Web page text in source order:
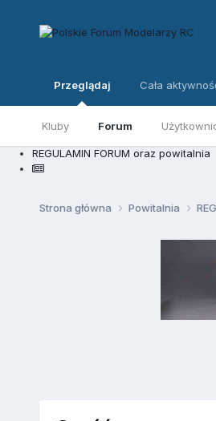
Przeglądaj
Kluby Forum
Cała
REGULAMIN FORUM oraz powitalnia
Strona główna Powitalnia